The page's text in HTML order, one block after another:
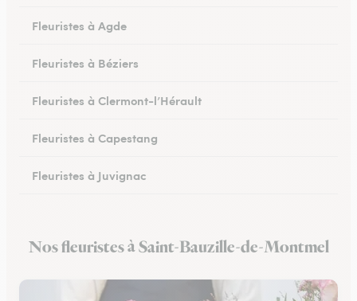
Fleuristes à Agde
Fleuristes à Béziers
Fleuristes à Clermont-l’Hérault
Fleuristes à Capestang
Fleuristes à Juvignac
Fleuristes à Pignan
Nos fleuristes à Saint-Bauzille-de-Montmel